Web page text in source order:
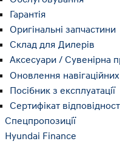
Гарантія
Оригінальні запчастини
Склад для Дилерів
Аксесуари / Сувенірна
Оновлення
Посібник з експлуатації
Сертифікат
Спецпропозиції
Hyundai Finance